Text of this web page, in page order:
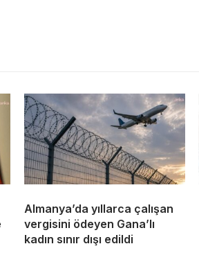
Almanya’da yıllarca çalışan
vergisini ödeyen Gana’lı
kadın sınır dışı edildi